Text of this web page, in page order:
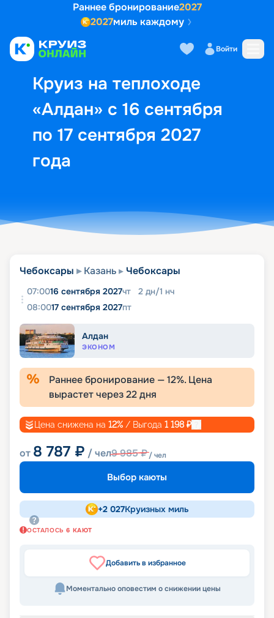
Раннее бронирование2027
2027миль каждому
Войти
Круиз на теплоходе
«Алдан» с 16 сентября
по 17 сентября 2027
года
Выбор кают Маршрут и
Чебоксары Казань Чебоксары
07:0016 сентября 2027чт 2 дн/1 нч
08:0017 сентября 2027пт
Алдан
ЭКОНОМ
Раннее бронирование —12%. Цена
вырастет через22дня
Цена снижена на 12% / Выгода 1 198₽
от 8 787 ₽ / чел9 985₽/ чел
Выбор каюты
+2 027Круизных миль
ОСТАЛОСЬ 6 КАЮТ
Добавить в избранное
Моментально оповестим о снижении цены